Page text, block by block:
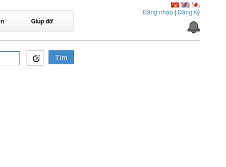
Giúp đỡ
Đăng nhập | Đăng ký
Tìm